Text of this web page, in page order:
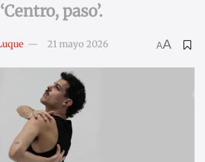
paso’.
21 mayo 2026 AA